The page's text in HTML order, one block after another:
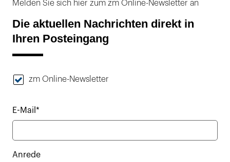
Melden Sie sich hier zum zm Online-Newsletter an
Die aktuellen Nachrichten direkt in
Ihren Posteingang
zm Online-Newsletter
E-Mail*
Anrede